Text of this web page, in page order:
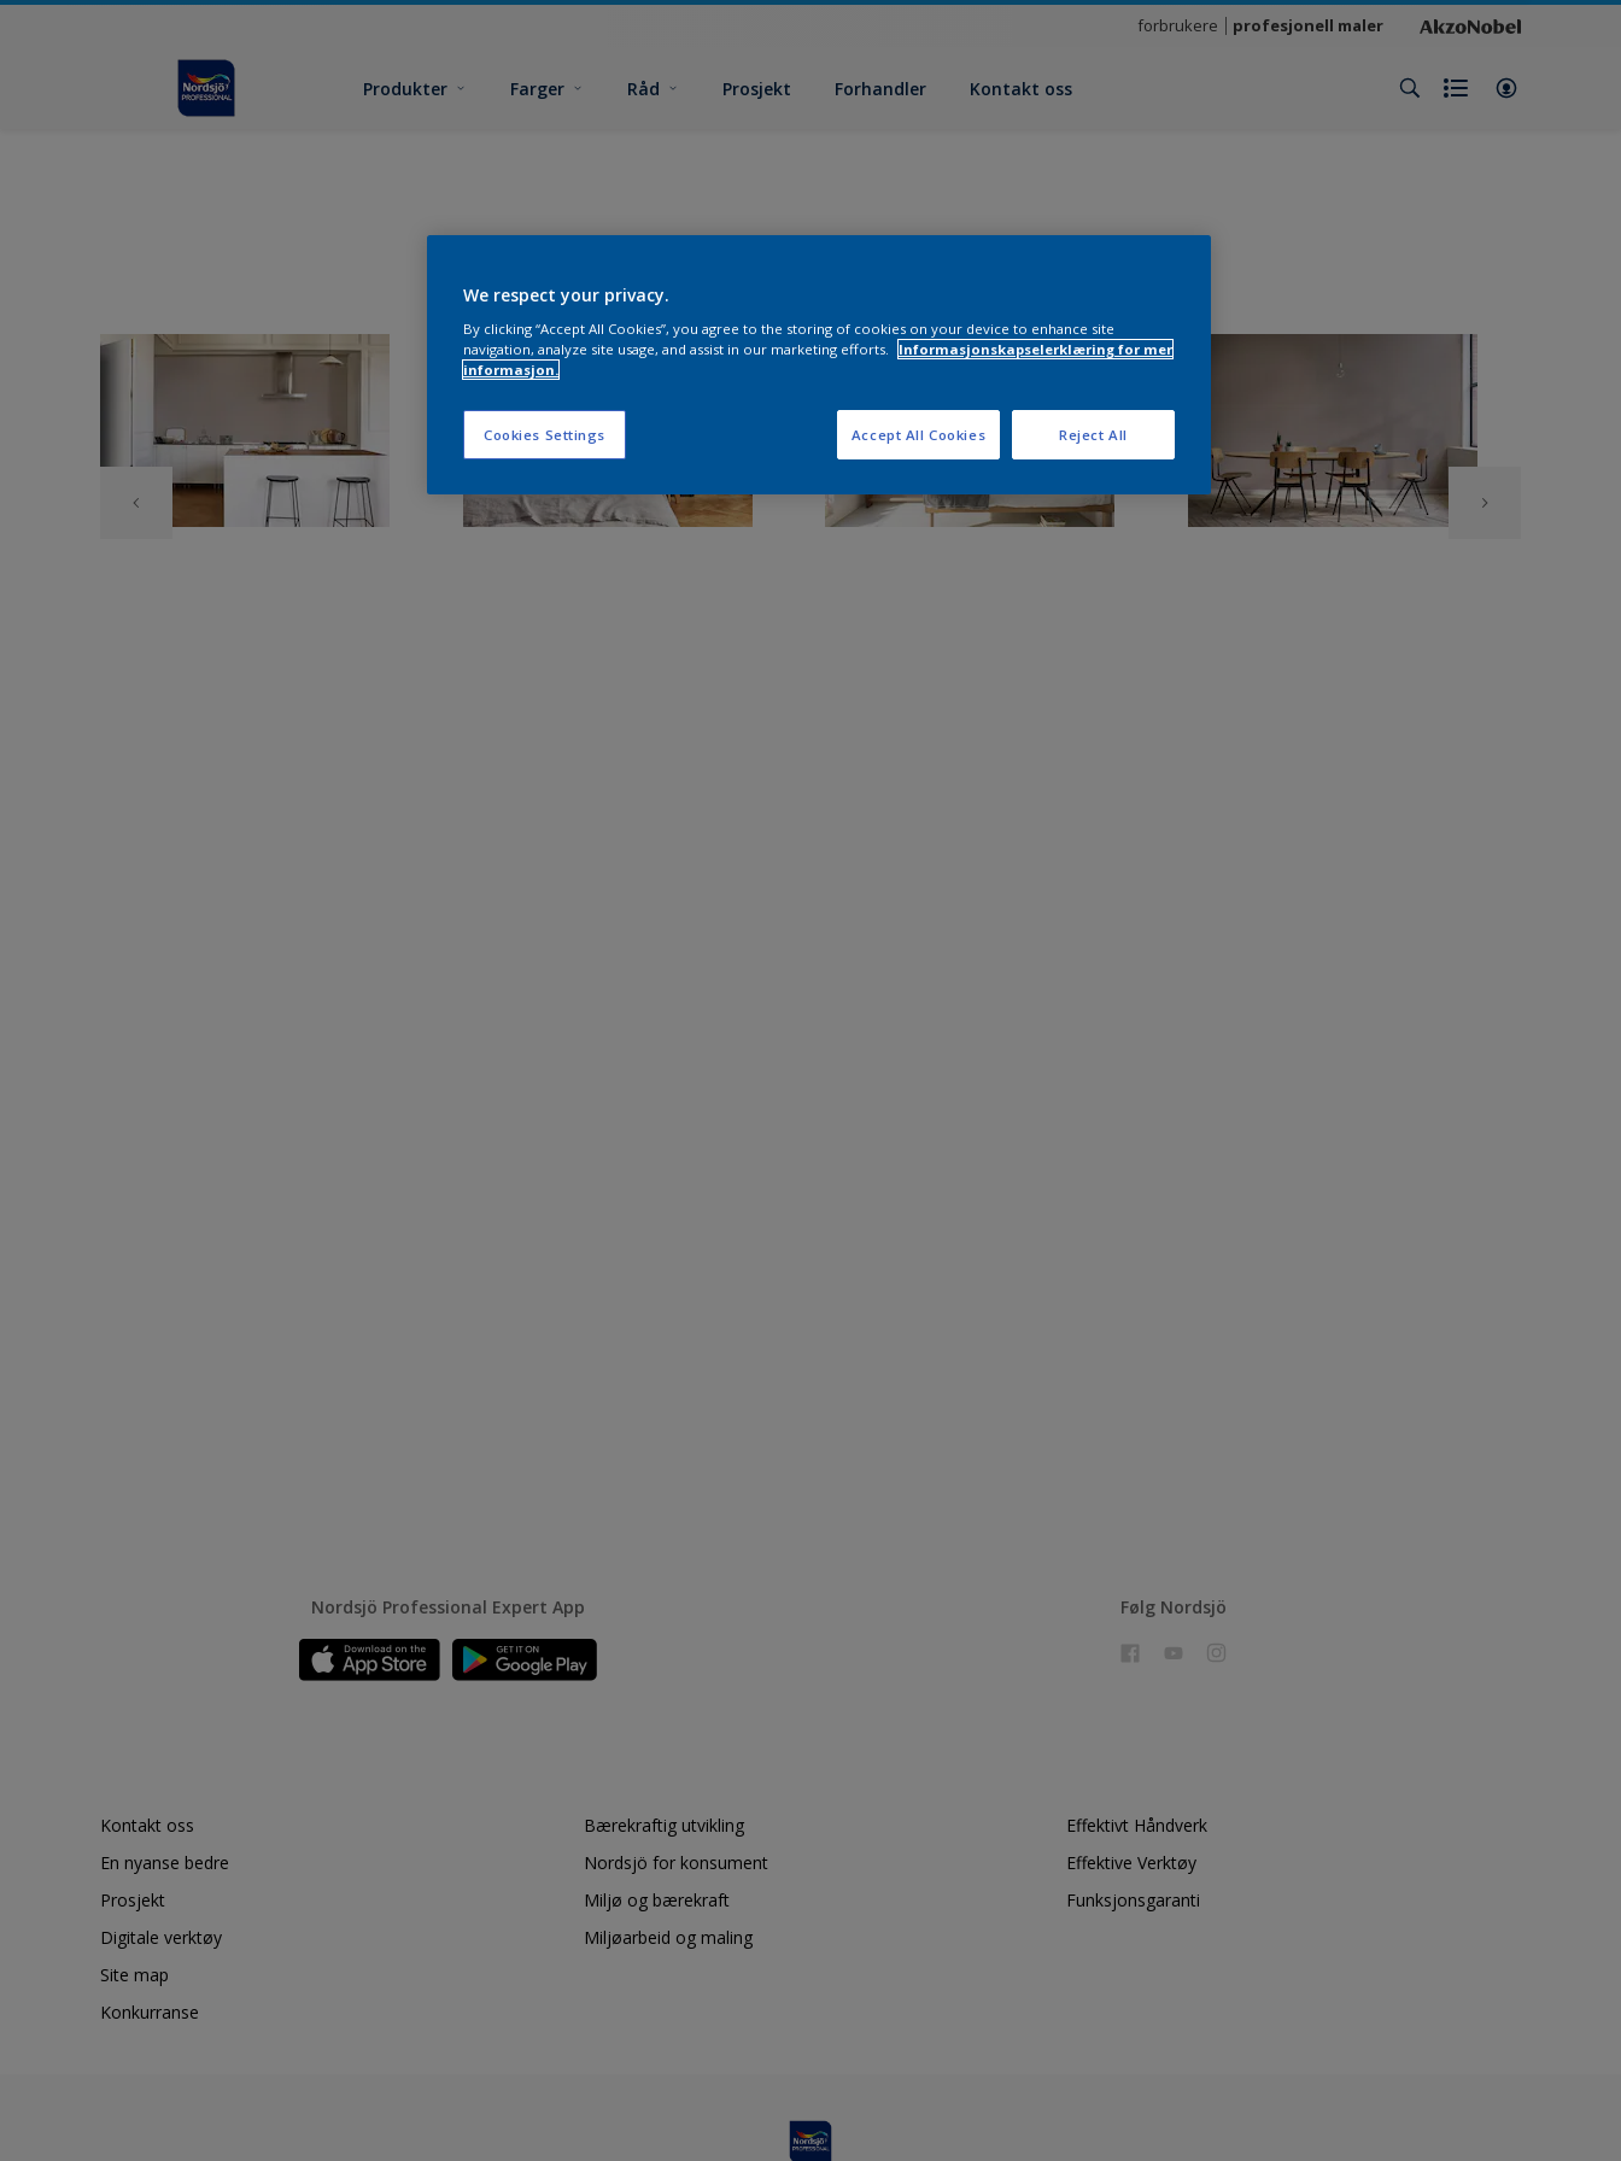
forbrukere profesjonell maler
Produkter Farger Råd Prosjekt Forhandler Kontakt oss
Nordsjö Professional Expert App Følg Nordsjö
Kontakt oss
En nyanse bedre
Prosjekt
Digitale verktøy
Site map
Konkurranse
Bærekraftig utvikling
Nordsjö for konsument
Miljø og bærekraft
Miljøarbeid og maling
Effektivt Håndverk
Effektive Verktøy
Funksjonsgaranti
We respect your privacy.
By clicking “Accept All Cookies”, you agree to the storing of cookies on your device to enhance site
navigation, analyze site usage, and assist in our marketing efforts.
Informasjonskapselerklæring for mer
informasjon.
Cookies Settings Reject All
Accept All Cookies